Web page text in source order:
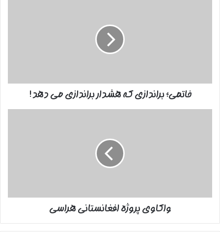
خاتمی؛ براندازی که هشدار براندازی می دهد!
واکاوی پروژه افغانستانی هراسی